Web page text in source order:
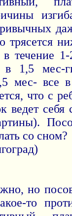
трясется
в течение
1,5 мес-
мес-
что с
ведет
со сном?
но
то